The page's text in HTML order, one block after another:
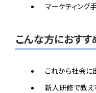
マーケティング
こんな方におすす
これから社会に
新人研修で教え